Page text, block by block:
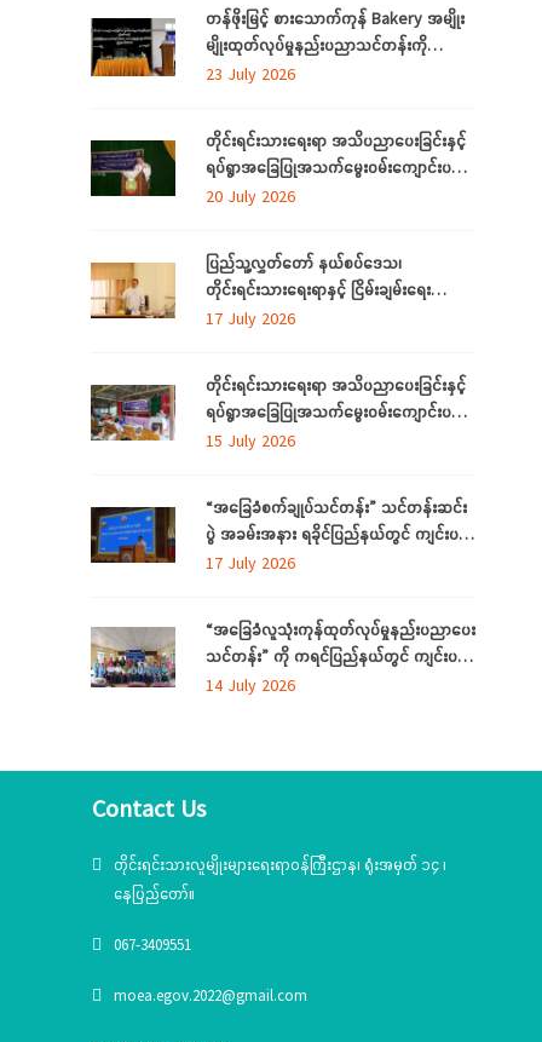
တန်ဖိုးမြင့် စားသောက်ကုန် Bakery အမျိုး
မျိုးထုတ်လုပ်မှုနည်းပညာသင်တန်းကို
စစ်ကိုင်းတိုင်းဒေသကြီး၊ လဟယ်မြို့၌ ဖွင့်လှစ်
23 July 2026
တိုင်းရင်းသားရေးရာ အသိပညာပေးခြင်းနှင့်
ရပ်ရွာအခြေပြုအသက်မွေးဝမ်းကျောင်းပညာ
လိုအပ်ချက်များကို ဆန်းစစ်စီမံခြင်း
20 July 2026
ပြည်သူ့လွှတ်တော် နယ်စပ်ဒေသ၊
တိုင်းရင်းသားရေးရာနှင့် ငြိမ်းချမ်းရေး
ကော်မတီနှင့် တိုင်းရင်းသားလူမျိုးများရေးရာ
17 July 2026
တိုင်းရင်းသားရေးရာ အသိပညာပေးခြင်းနှင့်
ရပ်ရွာအခြေပြုအသက်မွေးဝမ်းကျောင်းပညာ
လိုအပ်ချက်တို့ကို ဆန်းစစ်စီမံခြင်း အစီအစဉ်
15 July 2026
“အခြေခံစက်ချုပ်သင်တန်း” သင်တန်းဆင်း
ပွဲ အခမ်းအနား ရခိုင်ပြည်နယ်တွင် ကျင်းပ
ပြုလုပ်
17 July 2026
“အခြေခံလူသုံးကုန်ထုတ်လုပ်မှုနည်းပညာပေး
သင်တန်း” ကို ကရင်ပြည်နယ်တွင် ကျင်းပ
ပြုလုပ်
14 July 2026
Contact Us
တိုင်းရင်းသားလူမျိုးများရေးရာဝန်ကြီးဌာန၊ ရုံးအမှတ် ၁၄ ၊
နေပြည်တော်။
067-3409551
moea.egov.2022@gmail.com